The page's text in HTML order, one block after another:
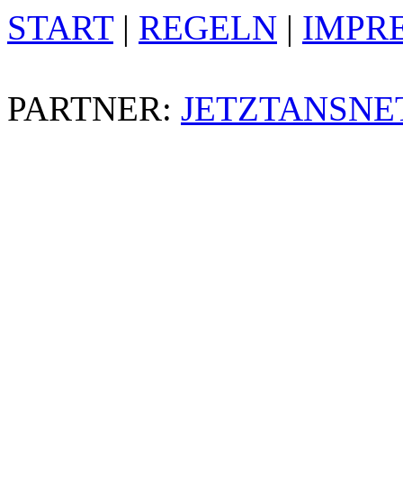
START| REGELN |
PARTNER: